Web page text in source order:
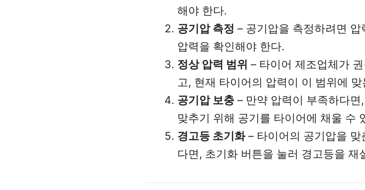
해야 한다.
공기압 측정 – 공기압을 측정하려면
압력을 확인해야 한다.
정상 압력 범위 – 타이어 제조업체가
고, 현재 타이어의 압력이 이 범위에
공기압 보충– 만약 압력이 부족하다면
맞추기 위해 공기를 타이어에 채울 수
경고등 초기화– 타이어의 공기압을 맞
다면, 초기화 버튼을 눌러 경고등을 재